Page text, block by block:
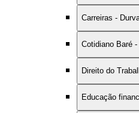
Carreiras -
Cotidiano Baré
Direito do
Educação